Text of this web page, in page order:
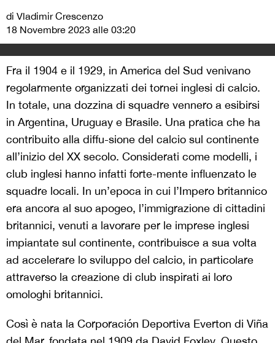
di Vladimir Crescenzo
18 Novembre 2023 alle 03:20
Fra il 1904 e il 1929, in America del Sud venivano
regolarmente organizzati dei tornei inglesi di calcio.
In totale, una dozzina di squadre vennero a esibirsi
in Argentina, Uruguay e Brasile. Una pratica che ha
contribuito alla diffu-sione del calcio sul continente
all’inizio del XX secolo. Considerati come modelli, i
club inglesi hanno infatti forte-mente influenzato le
squadre locali. In un’epoca in cui l’Impero britannico
era ancora al suo apogeo, l’immigrazione di cittadini
britannici, venuti a lavorare per le imprese inglesi
impiantate sul continente, contribuisce a sua volta
ad accelerare lo sviluppo del calcio, in particolare
attraverso la creazione di club inspirati ai loro
omologhi britannici.
Così è nata la Corporación Deportiva Everton di Viña